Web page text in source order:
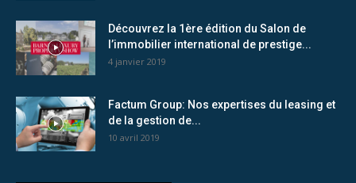
Découvrez la 1ère édition du Salon de
l’immobilier international de prestige...
4 janvier 2019
Factum Group: Nos expertises du leasing et
de la gestion de...
10 avril 2019